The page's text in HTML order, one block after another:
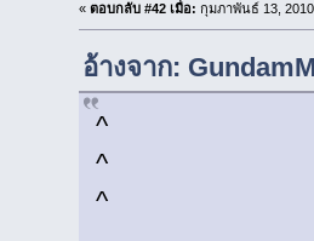
« ตอบกลับ #42 เมื่อ: กุมภาพันธ์ 13,
อ้างจาก:
^
^
^